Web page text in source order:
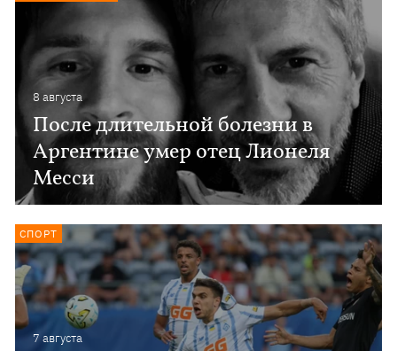
8 августа
После длительной болезни в
Аргентине умер отец Лионеля
Месси
7 августа
СПОРТ